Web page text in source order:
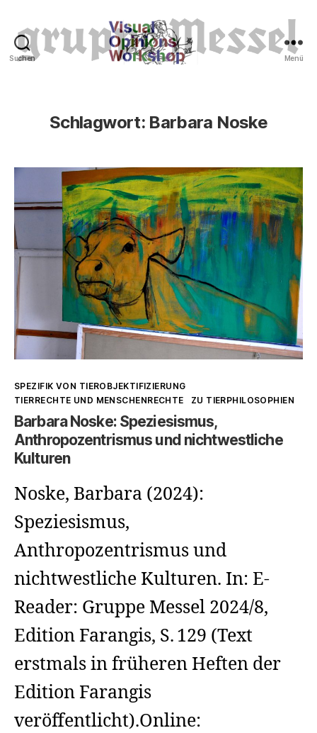
Suchen Menü
Schlagwort: Barbara Noske
Kategorien
SPEZIFIK VON TIEROBJEKTIFIZIERUNG
TIERRECHTE UND MENSCHENRECHTE
ZU TIERPHILOSOPHIEN
Barbara Noske: Speziesismus,
Anthropozentrismus und nichtwestliche
Kulturen
Noske, Barbara (2024):
Speziesismus,
Anthropozentrismus und
nichtwestliche Kulturen. In: E-
Reader: Gruppe Messel 2024/8,
Edition Farangis, S. 129 (Text
erstmals in früheren Heften der
Edition Farangis
veröffentlicht).Online: